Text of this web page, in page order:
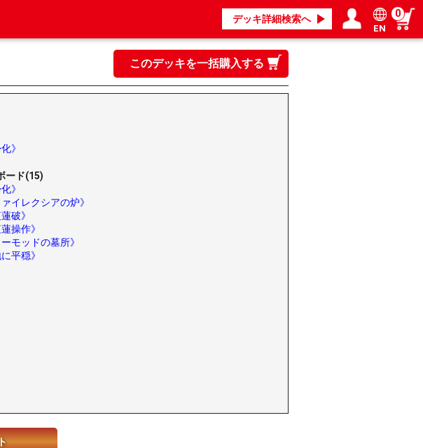
デッキ詳細検索へ
ログイン／会員登録
マイページ
EN
0
このデッキを一括購入する
》
ード(15)
》
ァイレクシアの炉》
蓮破》
蓮操作》
ーモッドの墓所》
に平穏》